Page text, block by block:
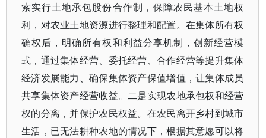
索实行土地承包股份合作制，保障农民基本土地权
利，对农业土地资源进行整理和配置。在集体所有权
确权后，明确所有权和利益分享机制，创新经营模
式，通过集体经营、委托经营、合作经营等提升集体
经济发展能力、确保集体资产保值增值，让集体成员
共享集体资产经营收益。二是实现农地承包权和经营
权的分离，并保护农民权益。在农民离开乡村到城市
生活，已无法耕种农地的情况下，根据其意愿可以将